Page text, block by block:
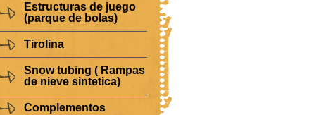
Estructuras de juego
(parque de bolas)
Tirolina
Snow tubing ( Rampas
de nieve sintetica)
Complementos